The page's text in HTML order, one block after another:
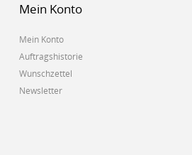
Mein Konto
Mein Konto
Auftragshistorie
Wunschzettel
Newsletter